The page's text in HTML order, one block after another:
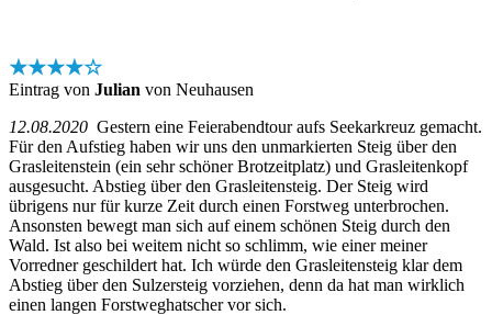
★★★★☆
Eintrag von Julian von Neuhausen
12.08.2020 Gestern eine Feierabendtour aufs Seekarkreuz gemacht.
Für den Aufstieg haben wir uns den unmarkierten Steig über den
Grasleitenstein (ein sehr schöner Brotzeitplatz) und Grasleitenkopf
ausgesucht. Abstieg über den Grasleitensteig. Der Steig wird
übrigens nur für kurze Zeit durch einen Forstweg unterbrochen.
Ansonsten bewegt man sich auf einem schönen Steig durch den
Wald. Ist also bei weitem nicht so schlimm, wie einer meiner
Vorredner geschildert hat. Ich würde den Grasleitensteig klar dem
Abstieg über den Sulzersteig vorziehen, denn da hat man wirklich
einen langen Forstweghatscher vor sich.